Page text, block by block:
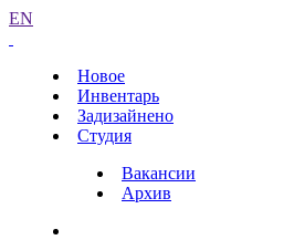
EN
Новое
Инвентарь
Задизайнено
Студия
Вакансии
Архив